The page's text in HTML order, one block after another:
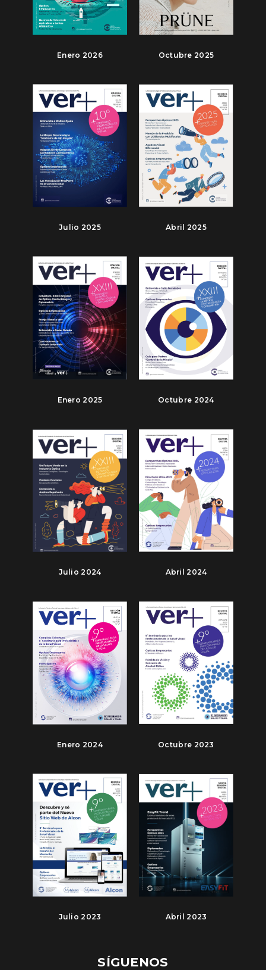
Enero 2026 Octubre 2025
Julio 2025 Abril 2025
Enero 2025 Octubre 2024
Julio 2024 Abril 2024
Enero 2024 Octubre 2023
Julio 2023 Abril 2023
SÍGUENOS